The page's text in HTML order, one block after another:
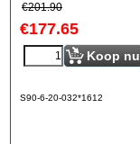
€201.90
€177.65
Koop nu
S90-6-20-032*1612